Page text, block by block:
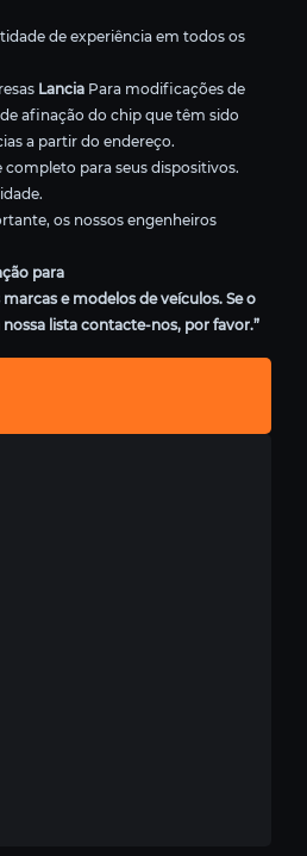
de experiência em todos os
Lancia Para modificações de
afinação do chip que têm sido
a partir do endereço.
completo para seus dispositivos.
os nossos engenheiros
para
e modelos de veículos. Se o
lista contacte-nos, por favor.”